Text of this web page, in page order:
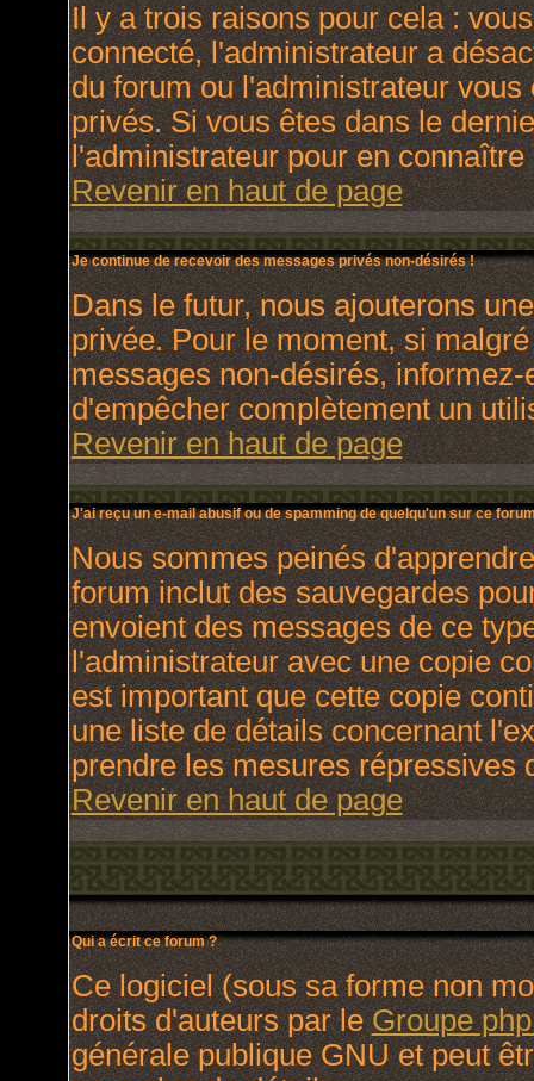
Il y a trois raisons pour cela :
connecté, l'administrateur a
du forum ou l'administrateur
privés. Si vous êtes dans le
l'administrateur pour en connaître
Revenir en haut de page
Je continue de recevoir des messages privés non-désirés !
Dans le futur, nous ajouterons
privée. Pour le moment, si
messages non-désirés,
d'empêcher complètement un
Revenir en haut de page
J'ai reçu un e-mail abusif ou de spamming de quelqu'un sur ce
Nous sommes peinés
forum inclut des sauvegardes
envoient des messages de ce
l'administrateur avec une copie
est important que cette copie
une liste de détails concernant
prendre les mesures répressives
Revenir en haut de page
Qui a écrit ce forum ?
Ce logiciel (sous sa forme non
droits d'auteurs par leGroupe
générale publique GNU et peut